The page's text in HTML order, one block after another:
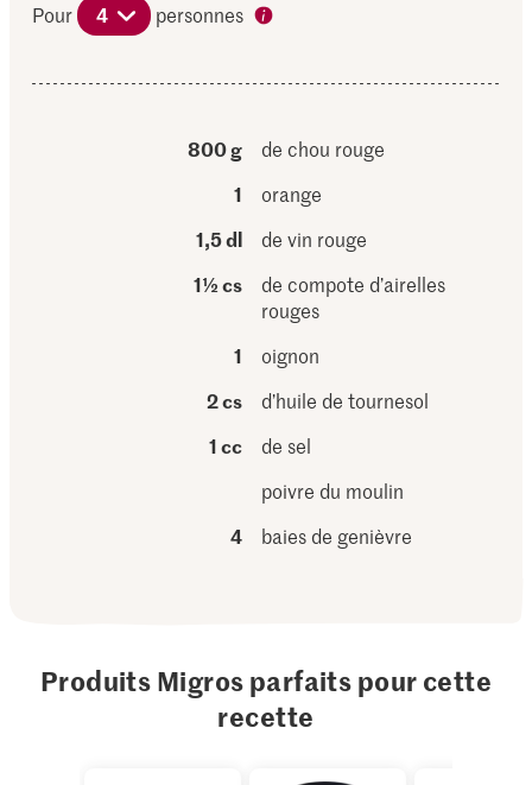
Pour 4 personnes
800 g
de chou rouge
1
orange
1,5 dl
de vin rouge
1½ cs
de compote d’airelles
rouges
1
oignon
2 cs
d’huile de tournesol
1 cc
de sel
poivre du moulin
4
baies de genièvre
Produits Migros parfaits pour cette
recette